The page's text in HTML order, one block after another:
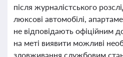
після журналістського
люксові автомобілі,
не відповідають офіційним
на меті виявити можливі
зловживання службовим